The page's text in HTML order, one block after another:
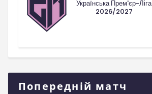
Українська Прем'єр-Ліга
2026/2027
Попередній матч